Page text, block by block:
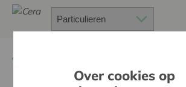
Over cookies op